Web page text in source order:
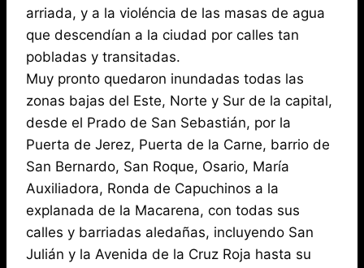
arriada, y a la violéncia de las masas de agua
que descendían a la ciudad por calles tan
pobladas y transitadas.
Muy pronto quedaron inundadas todas las
zonas bajas del Este, Norte y Sur de la capital,
desde el Prado de San Sebastián, por la
Puerta de Jerez, Puerta de la Carne, barrio de
San Bernardo, San Roque, Osario, María
Auxiliadora, Ronda de Capuchinos a la
explanada de la Macarena, con todas sus
calles y barriadas aledañas, incluyendo San
Julián y la Avenida de la Cruz Roja hasta su